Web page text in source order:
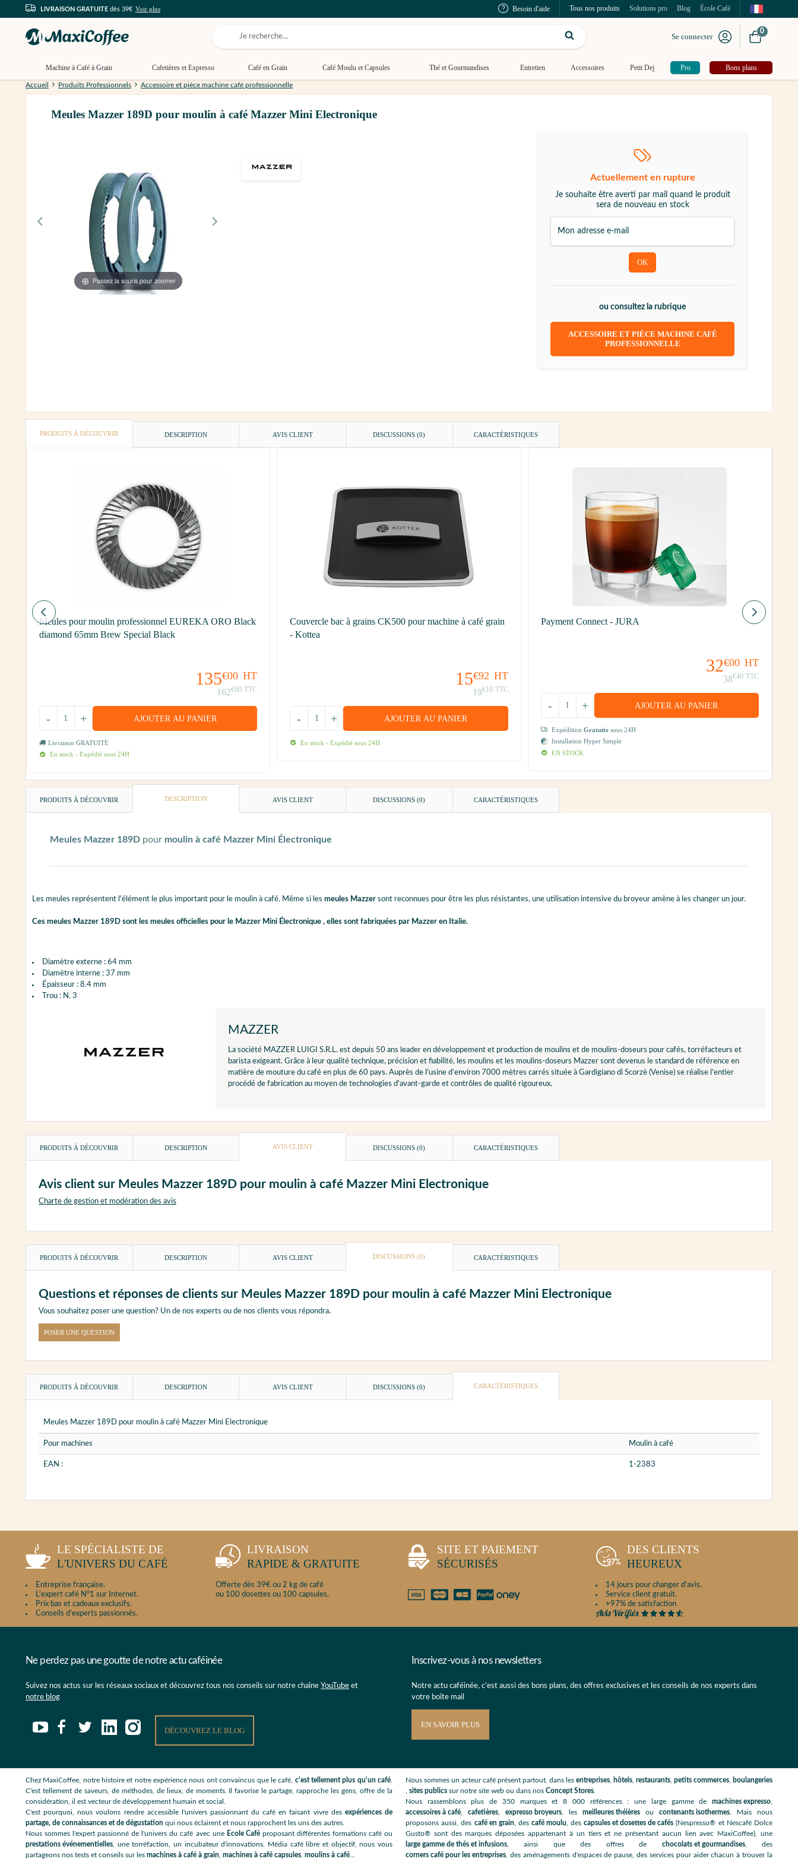
LIVRAISON GRATUITE dès 39€ Voir plus Besoin d'aide Tous nos produits Solutions pro Blog École Café
Se connecter
0
Machine à Café à Grain Cafetières et Expresso Café en Grain Café Moulu et Capsules Thé et Gourmandises Entretien Accessoires Petit Dej Pro Bons plans
Accueil Produits Professionnels Accessoire et pièce machine café professionnelle
Meules Mazzer 189D pour moulin à café Mazzer Mini Electronique
Passez la souris pour zoomer
Actuellement en rupture
Je souhaite être averti par mail quand le produit
sera de nouveau en stock
ou consultez la rubrique
ACCESSOIRE ET PIÈCE MACHINE CAFÉ
PROFESSIONNELLE
PRODUITS À DÉCOUVRIR DESCRIPTION AVIS CLIENT DISCUSSIONS (0) CARACTÉRISTIQUES
Meules pour moulin professionnel EUREKA ORO Black
diamond 65mm Brew Special Black
135€00 HT
162€00 TTC
+
- AJOUTER AU PANIER
Livraison GRATUITE
En stock - Expédié sous 24H
Couvercle bac à grains CK500 pour machine à café grain
- Kottea
15€92 HT
19€10 TTC
+
- AJOUTER AU PANIER
En stock - Expédié sous 24H
Payment Connect - JURA
32€00 HT
38€40 TTC
+
- AJOUTER AU PANIER
Expédition Gratuitesous 24H
Installation Hyper Simple
EN STOCK
PRODUITS À DÉCOUVRIR DESCRIPTION AVIS CLIENT DISCUSSIONS (0) CARACTÉRISTIQUES
Meules Mazzer 189D pour moulin à café Mazzer Mini Électronique
Les meules représentent l'élément le plus important pour le moulin à café. Même si les meules Mazzer sont reconnues pour être les plus résistantes, une utilisation intensive du broyeur amène à les changer un jour.
Ces meules Mazzer 189D sont les meules officielles pour le Mazzer Mini Électronique , elles sont fabriquées par Mazzer en Italie.
Diamètre externe : 64 mm
Diamètre interne : 37 mm
Épaisseur : 8.4 mm
Trou : N. 3
MAZZER
La société MAZZER LUIGI S.R.L. est depuis 50 ans leader en développement et production de moulins et de moulins-doseurs pour cafés, torréfacteurs et
barista exigeant. Grâce à leur qualité technique, précision et fiabilité, les moulins et les moulins-doseurs Mazzer sont devenus le standard de référence en
matière de mouture du café en plus de 60 pays. Auprès de l'usine d’environ 7000 mètres carrés située à Gardigiano di Scorzè (Venise) se réalise l'entier
procédé de fabrication au moyen de technologies d'avant-garde et contrôles de qualité rigoureux.
PRODUITS À DÉCOUVRIR DESCRIPTION AVIS CLIENT DISCUSSIONS (0) CARACTÉRISTIQUES
Avis client sur Meules Mazzer 189D pour moulin à café Mazzer Mini Electronique
Charte de gestion et modération des avis
PRODUITS À DÉCOUVRIR DESCRIPTION AVIS CLIENT DISCUSSIONS (0) CARACTÉRISTIQUES
Questions et réponses de clients sur Meules Mazzer 189D pour moulin à café Mazzer Mini Electronique
Vous souhaitez poser une question? Un de nos experts ou de nos clients vous répondra.
POSER UNE QUESTION
PRODUITS À DÉCOUVRIR DESCRIPTION AVIS CLIENT DISCUSSIONS (0) CARACTÉRISTIQUES
Meules Mazzer 189D pour moulin à café Mazzer Mini Electronique
Pour machines Moulin à café
EAN : 1-2383
LE SPÉCIALISTE DE
L'UNIVERS DU CAFÉ
Entreprise française.
L'expert café N°1 sur Internet.
Prix bas et cadeaux exclusifs.
Conseils d'experts passionnés.
LIVRAISON
RAPIDE & GRATUITE
Offerte dès 39€ ou 2 kg de café
ou 100 dosettes ou 100 capsules.
SITE ET PAIEMENT
SÉCURISÉS
DES CLIENTS
HEUREUX
14 jours pour changer d'avis.
Service client gratuit.
+97% de satisfaction
Ne perdez pas une goutte de notre actu caféinée
Suivez nos actus sur les réseaux sociaux et découvrez tous nos conseils sur notre chaîne YouTube et
notre blog
DÉCOUVREZ LE BLOG
Inscrivez-vous à nos newsletters
Notre actu caféinée, c’est aussi des bons plans, des offres exclusives et les conseils de nos experts dans
votre boîte mail
EN SAVOIR PLUS
Chez MaxiCoffee, notre histoire et notre expérience nous ont convaincus que le café, c'est tellement plus qu'un café.
C'est tellement de saveurs, de méthodes, de lieux, de moments. Il favorise le partage, rapproche les gens, offre de la
considération, il est vecteur de développement humain et social.
C'est pourquoi, nous voulons rendre accessible l'univers passionnant du café en faisant vivre des expériences de
partage, de connaissances et de dégustation qui nous éclairent et nous rapprochent les uns des autres.
Nous sommes l'expert passionné de l'univers du café avec une Ecole Caféproposant différentes formations café ou
prestations événementielles , une torréfaction, un incubateur d'innovations. Média café libre et objectif, nous vous
partageons nos tests et conseils sur les machines à café à grain machines à café capsules moulins à café...
Nous sommes un acteur café présent partout, dans les entreprises hôtels restaurants petits commerces
boulangeries
sites publics sur notre site web ou dans nos Concept Stores.
Nous rassemblons plus de 350 marques et 8 000 références : une large gamme de machines expresso
accessoires à café
cafetières expresso broyeurs , les meilleures théières ou contenants isothermes. Mais nous
proposons aussi, des café en grain, des café moulu , descapsules et dosettes de cafés (Nespresso® et Nescafé Dolce
Gusto® sont des marques déposées appartenant à un tiers et ne présentant aucun lien avec MaxiCoffee), une
large gamme de thés et infusions , ainsi que des offres de chocolats et gourmandises, des
corners café pour les entreprises , des aménagements d'espaces de pause, des services pour aider chacun à trouver la